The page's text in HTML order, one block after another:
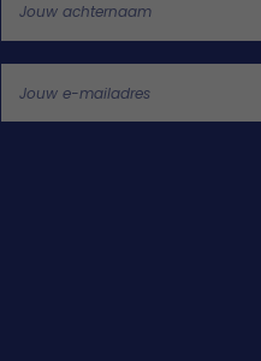
Jouw achternaam
Jouw e-mailadres